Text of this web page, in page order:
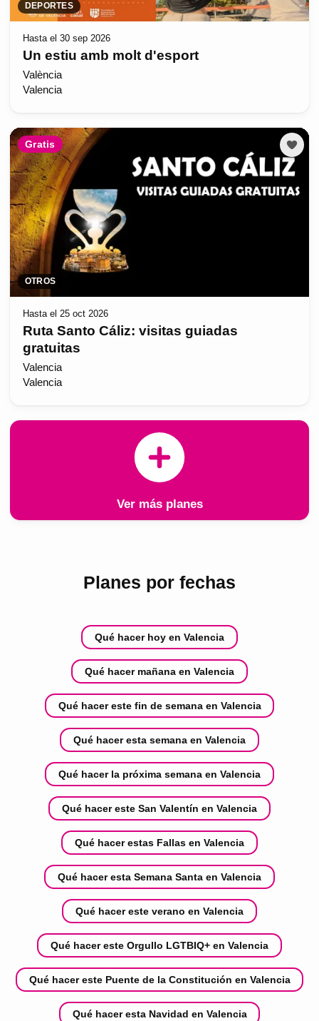
DEPORTES
Hasta el 30 sep 2026
Un estiu amb molt d'esport
València
Valencia
Gratis
OTROS
Hasta el 25 oct 2026
Ruta Santo Cáliz: visitas guiadas
gratuitas
Valencia
Valencia
Ver más planes
Planes por fechas
Qué hacer hoy en Valencia
Qué hacer mañana en Valencia
Qué hacer este fin de semana en Valencia
Qué hacer esta semana en Valencia
Qué hacer la próxima semana en Valencia
Qué hacer este San Valentín en Valencia
Qué hacer estas Fallas en Valencia
Qué hacer esta Semana Santa en Valencia
Qué hacer este verano en Valencia
Qué hacer este Orgullo LGTBIQ+ en Valencia
Qué hacer este Puente de la Constitución en Valencia
Qué hacer esta Navidad en Valencia